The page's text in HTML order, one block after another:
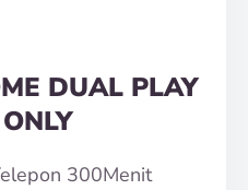
DUAL PLAY
300Menit